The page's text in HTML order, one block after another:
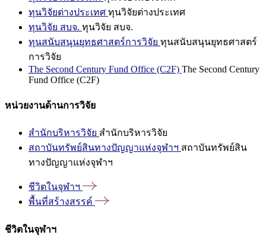
ทุนวิจัยต่างประเทศ ทุนวิจัยต่างประเทศ
ทุนวิจัย สบจ. ทุนวิจัย สบจ.
ทุนสนับสนุนยุทธศาสตร์การวิจัย ทุนสนับสนุนยุทธศาสตร์
การวิจัย
The Second Century Fund Office (C2F) The Second Century
Fund Office (C2F)
หน่วยงานด้านการวิจัย
สำนักบริหารวิจัย สำนักบริหารวิจัย
สถาบันทรัพย์สินทางปัญญาแห่งจุฬาฯ สถาบันทรัพย์สิน
ทางปัญญาแห่งจุฬาฯ
ชีวิตในจุฬาฯ
พื้นที่สร้างสรรค์
ชีวิตในจุฬาฯ